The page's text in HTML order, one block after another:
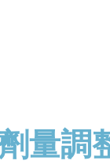
量調